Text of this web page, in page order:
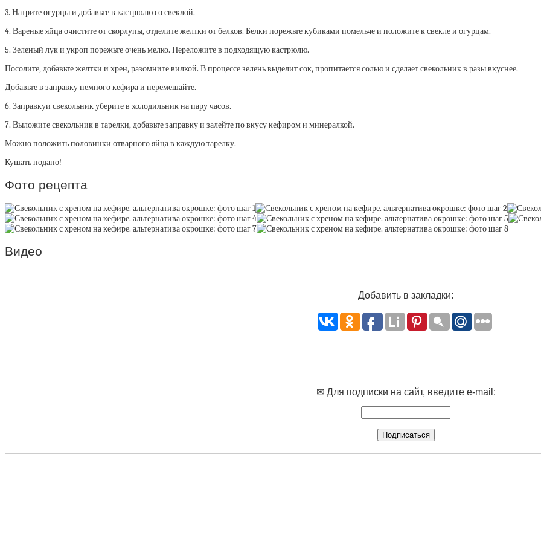
3. Натрите огурцы и добавьте в кастрюлю со свеклой.
4. Вареные яйца очистите от скорлупы, отделите желтки от белков. Белки порежьте кубиками помельче и положите к свекле и огурцам.
5. Зеленый лук и укроп порежьте очень мелко. Переложите в подходящую кастрюлю.
Посолите, добавьте желтки и хрен, разомните вилкой. В процессе зелень выделит сок, пропитается солью и сделает свекольник в разы вкуснее.
Добавьте в заправку немного кефира и перемешайте.
6. Заправкуи свекольник уберите в холодильник на пару часов.
7. Выложите свекольник в тарелки, добавьте заправку и залейте по вкусу кефиром и минералкой.
Можно положить половинки отварного яйца в каждую тарелку.
Кушать подано!
Фото рецепта
Видео
Добавить в закладки:
✉ Для подписки на сайт, введите e-mail: